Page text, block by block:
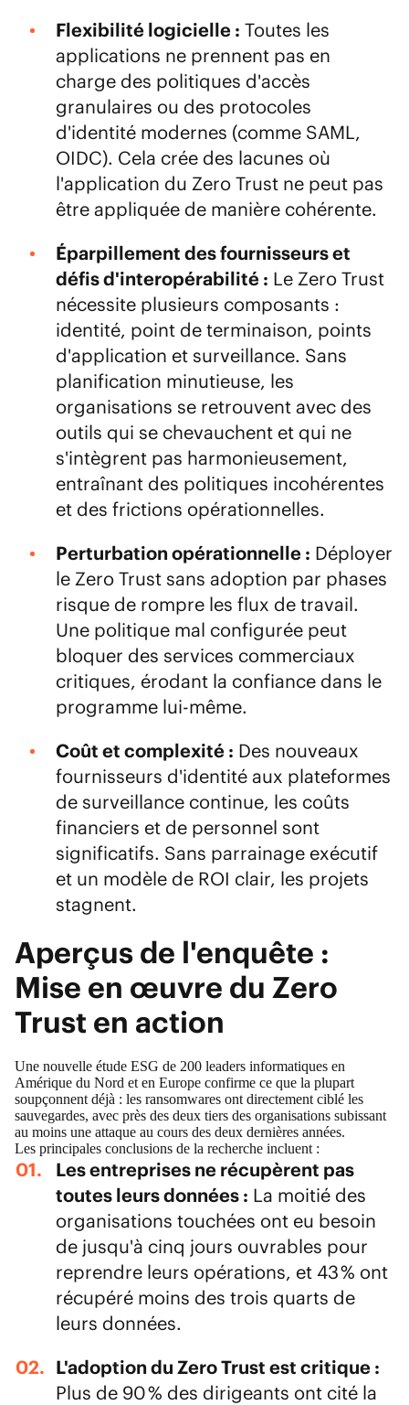
Flexibilité logicielle : Toutes les
applications ne prennent pas en
charge des politiques d'accès
granulaires ou des protocoles
d'identité modernes (comme SAML,
OIDC). Cela crée des lacunes où
l'application du Zero Trust ne peut pas
être appliquée de manière cohérente.
Éparpillement des fournisseurs et
défis d'interopérabilité : Le Zero Trust
nécessite plusieurs composants :
identité, point de terminaison, points
d'application et surveillance. Sans
planification minutieuse, les
organisations se retrouvent avec des
outils qui se chevauchent et qui ne
s'intègrent pas harmonieusement,
entraînant des politiques incohérentes
et des frictions opérationnelles.
Perturbation opérationnelle : Déployer
le Zero Trust sans adoption par phases
risque de rompre les flux de travail.
Une politique mal configurée peut
bloquer des services commerciaux
critiques, érodant la confiance dans le
programme lui-même.
Coût et complexité : Des nouveaux
fournisseurs d'identité aux plateformes
de surveillance continue, les coûts
financiers et de personnel sont
significatifs. Sans parrainage exécutif
et un modèle de ROI clair, les projets
stagnent.
Aperçus de l'enquête :
Mise en œuvre du Zero
Trust en action
Une nouvelle étude ESG de 200 leaders informatiques en
Amérique du Nord et en Europe confirme ce que la plupart
soupçonnent déjà : les ransomwares ont directement ciblé les
sauvegardes, avec près des deux tiers des organisations subissant
au moins une attaque au cours des deux dernières années.
Les principales conclusions de la recherche incluent :
Les entreprises ne récupèrent pas
toutes leurs données : La moitié des
organisations touchées ont eu besoin
de jusqu'à cinq jours ouvrables pour
reprendre leurs opérations, et 43 % ont
récupéré moins des trois quarts de
leurs données.
L'adoption du Zero Trust est critique :
Plus de 90 % des dirigeants ont cité la